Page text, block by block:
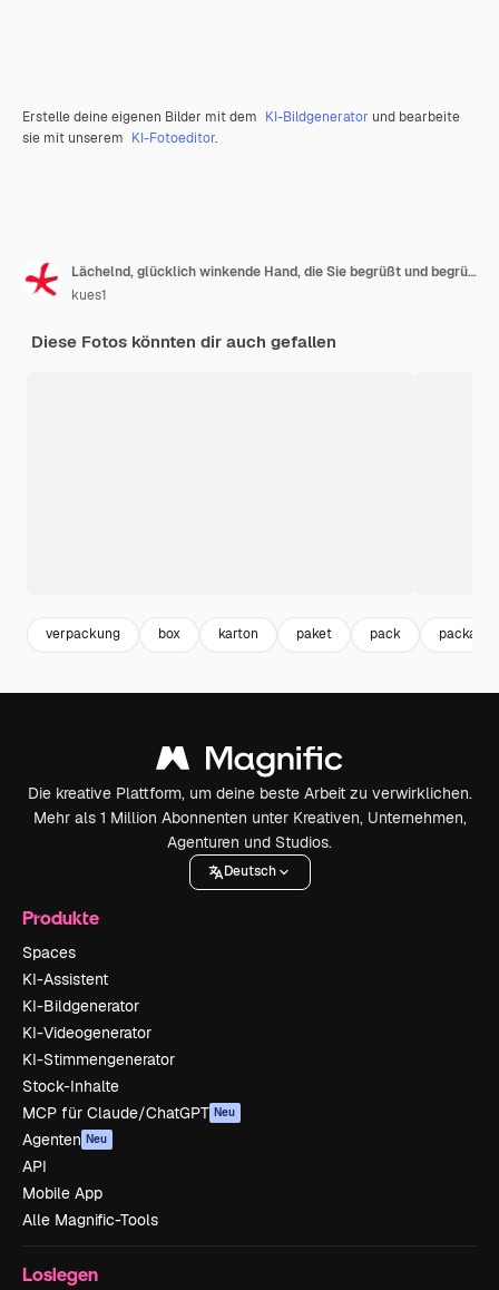
Erstelle deine eigenen Bilder mit dem KI-Bildgenerator und bearbeite
sie mit unserem KI-Fotoeditor.
Lächelnd, glücklich winkende Hand, die Sie begrüßt und begrüßt
kues1
Diese Fotos könnten dir auch gefallen
verpackung box karton paket pack
Die kreative Plattform, um deine beste Arbeit zu verwirklichen.
Mehr als 1 Million Abonnenten unter Kreativen, Unternehmen,
Agenturen und Studios.
Deutsch
Produkte
Spaces
KI-Assistent
KI-Bildgenerator
KI-Videogenerator
KI-Stimmengenerator
Stock-Inhalte
MCP für Claude/ChatGPT Neu
Agenten Neu
API
Mobile App
Alle Magnific-Tools
Loslegen